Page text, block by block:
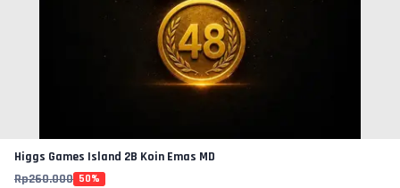
Higgs Games Island 2B Koin Emas MD
Rp260.000 50%